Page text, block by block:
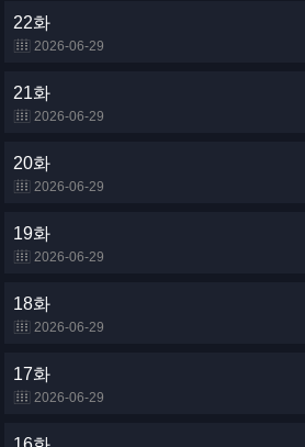
22화
2026-06-29
21화
2026-06-29
20화
2026-06-29
19화
2026-06-29
18화
2026-06-29
17화
2026-06-29